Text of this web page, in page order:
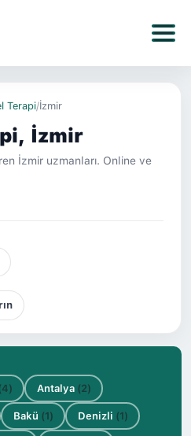
Terapi/İzmir
İzmir
İzmir uzmanları. Online ve
Antalya (2)
Bakü (1) Denizli (1)